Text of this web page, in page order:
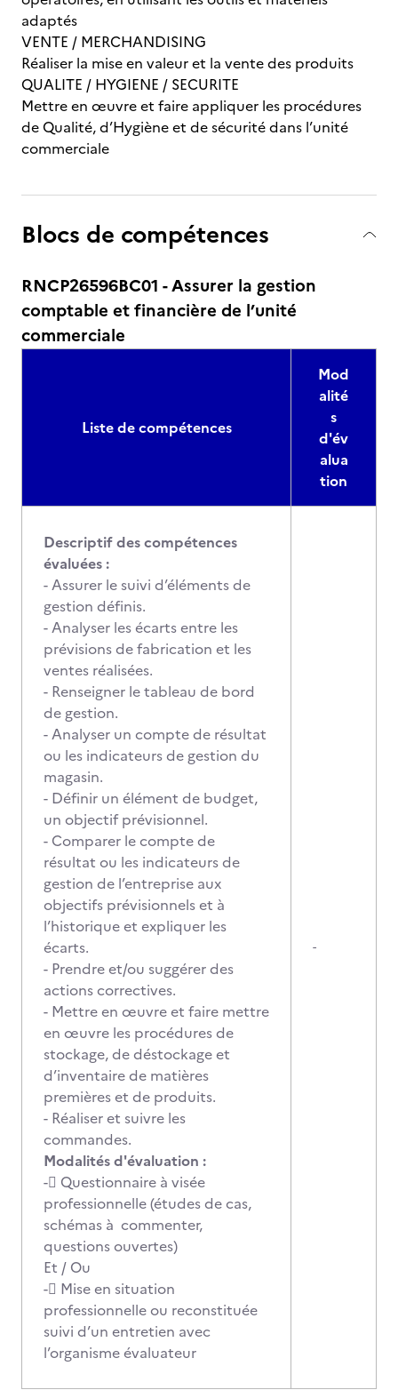
adaptés
VENTE / MERCHANDISING
Réaliser la mise en valeur et la vente des produits
QUALITE / HYGIENE / SECURITE
Mettre en œuvre et faire appliquer les procédures
de Qualité, d’Hygiène et de sécurité dans l’unité
commerciale
Blocs de compétences
RNCP26596BC01 - Assurer la gestion
comptable et financière de l’unité
commerciale
Liste de compétences
Mod
alité
s
d'év
alua
tion
Descriptif des compétences
évaluées :
- Assurer le suivi d’éléments de
gestion définis.
- Analyser les écarts entre les
prévisions de fabrication et les
ventes réalisées.
- Renseigner le tableau de bord
de gestion.
- Analyser un compte de résultat
ou les indicateurs de gestion du
magasin.
- Définir un élément de budget,
un objectif prévisionnel.
- Comparer le compte de
résultat ou les indicateurs de
gestion de l’entreprise aux
objectifs prévisionnels et à
l’historique et expliquer les
écarts.
- Prendre et/ou suggérer des
actions correctives.
- Mettre en œuvre et faire mettre
en œuvre les procédures de
stockage, de déstockage et
d’inventaire de matières
premières et de produits.
- Réaliser et suivre les
commandes.
Modalités d'évaluation :
- Questionnaire à visée
professionnelle (études de cas,
schémas à commenter,
questions ouvertes)
Et / Ou
- Mise en situation
professionnelle ou reconstituée
suivi d’un entretien avec
l’organisme évaluateur
-